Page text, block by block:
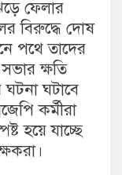
ফেলার
বিরুদ্ধে দোষ
পথে তাদের
ক্ষতি
ঘটাবে
কর্মীরা
হয়ে যাচ্ছে